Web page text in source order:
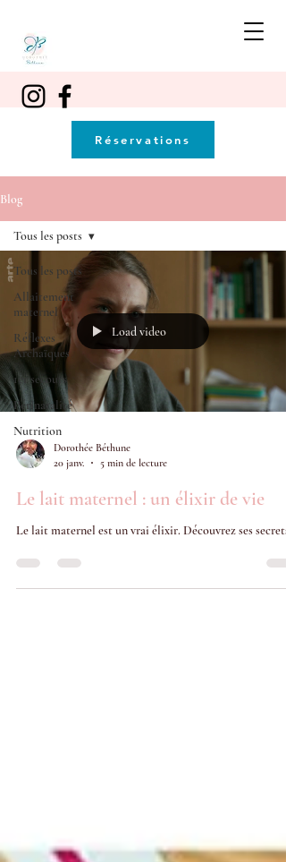
Réservations
Blog
Tous les posts
Allaitement
maternel
Réflexes
Archaïques
1er secours
Périnatalité
Nutrition
Tous les posts
Load video
Dorothée Béthune
20 janv.
5 min de lecture
Le lait maternel : un élixir de vie
Le lait maternel est un vrai élixir. Découvrez ses secrets